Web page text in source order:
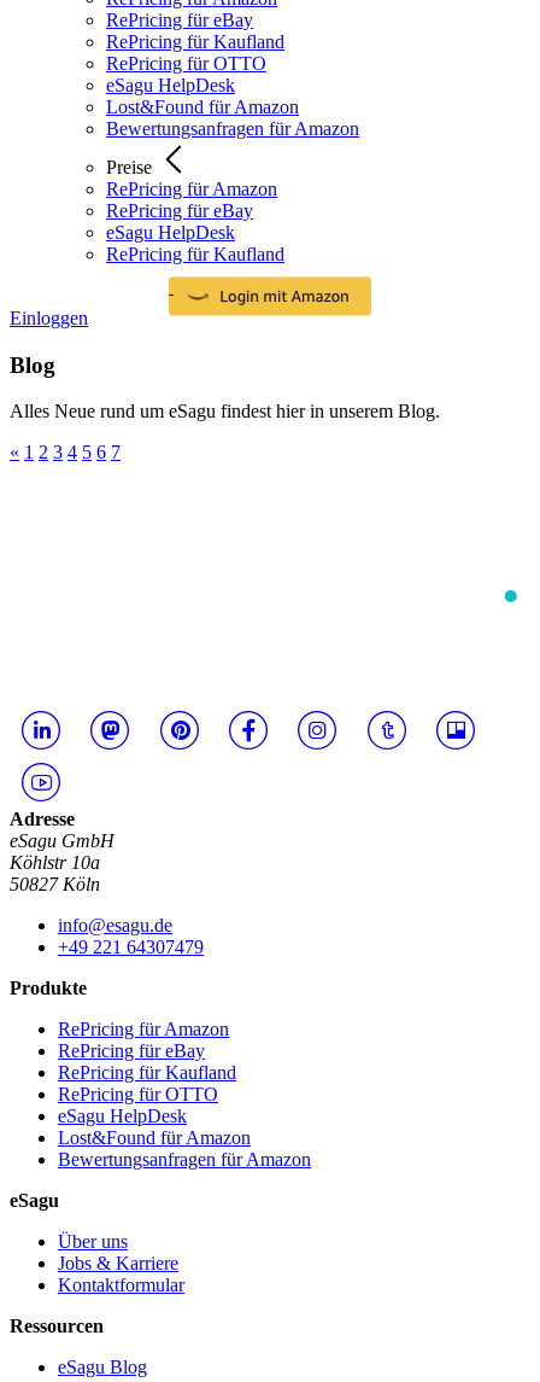
RePricing für eBay
RePricing für Kaufland
RePricing für OTTO
eSagu HelpDesk
Lost&Found für Amazon
Bewertungsanfragen für Amazon
Preise
RePricing für Amazon
RePricing für eBay
eSagu HelpDesk
RePricing für Kaufland
Einloggen
Blog
Alles Neue rund um eSagu findest hier in unserem Blog.
« 1 2 3 4 5 6 7
Adresse
eSagu GmbH
Köhlstr 10a
50827 Köln
info@esagu.de
+49 221 64307479
Produkte
RePricing für Amazon
RePricing für eBay
RePricing für Kaufland
RePricing für OTTO
eSagu HelpDesk
Lost&Found für Amazon
Bewertungsanfragen für Amazon
eSagu
Über uns
Jobs & Karriere
Kontaktformular
Ressourcen
eSagu Blog